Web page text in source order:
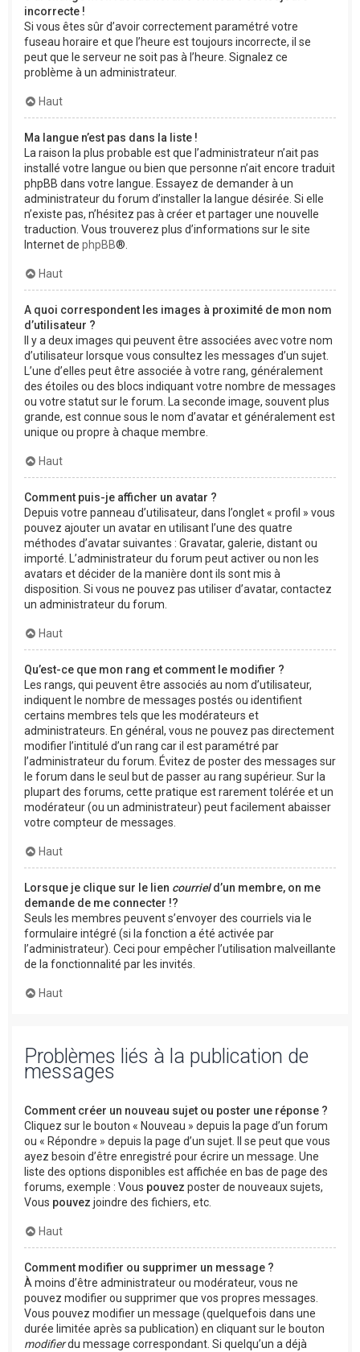
incorrecte !
Si vous êtes sûr d’avoir correctement paramétré votre
fuseau horaire et que l’heure est toujours incorrecte, il se
peut que le serveur ne soit pas à l’heure. Signalez ce
problème à un administrateur.
Haut
Ma langue n’est pas dans la liste !
La raison la plus probable est que l’administrateur n’ait pas
installé votre langue ou bien que personne n’ait encore traduit
phpBB dans votre langue. Essayez de demander à un
administrateur du forum d’installer la langue désirée. Si elle
n’existe pas, n’hésitez pas à créer et partager une nouvelle
traduction. Vous trouverez plus d’informations sur le site
Internet de phpBB®.
Haut
A quoi correspondent les images à proximité de mon nom
d’utilisateur ?
Il y a deux images qui peuvent être associées avec votre nom
d’utilisateur lorsque vous consultez les messages d’un sujet.
L’une d’elles peut être associée à votre rang, généralement
des étoiles ou des blocs indiquant votre nombre de messages
ou votre statut sur le forum. La seconde image, souvent plus
grande, est connue sous le nom d’avatar et généralement est
unique ou propre à chaque membre.
Haut
Comment puis-je afficher un avatar ?
Depuis votre panneau d’utilisateur, dans l’onglet « profil » vous
pouvez ajouter un avatar en utilisant l’une des quatre
méthodes d’avatar suivantes : Gravatar, galerie, distant ou
importé. L’administrateur du forum peut activer ou non les
avatars et décider de la manière dont ils sont mis à
disposition. Si vous ne pouvez pas utiliser d’avatar, contactez
un administrateur du forum.
Haut
Qu’est-ce que mon rang et comment le modifier ?
Les rangs, qui peuvent être associés au nom d’utilisateur,
indiquent le nombre de messages postés ou identifient
certains membres tels que les modérateurs et
administrateurs. En général, vous ne pouvez pas directement
modifier l’intitulé d’un rang car il est paramétré par
l’administrateur du forum. Évitez de poster des messages sur
le forum dans le seul but de passer au rang supérieur. Sur la
plupart des forums, cette pratique est rarement tolérée et un
modérateur (ou un administrateur) peut facilement abaisser
votre compteur de messages.
Haut
Lorsque je clique sur le lien courrield’un membre, on me
demande de me connecter !?
Seuls les membres peuvent s’envoyer des courriels via le
formulaire intégré (si la fonction a été activée par
l’administrateur). Ceci pour empêcher l’utilisation malveillante
de la fonctionnalité par les invités.
Haut
Problèmes liés à la publication de
messages
Comment créer un nouveau sujet ou poster une réponse ?
Cliquez sur le bouton « Nouveau » depuis la page d’un forum
ou « Répondre » depuis la page d’un sujet. Il se peut que vous
ayez besoin d’être enregistré pour écrire un message. Une
liste des options disponibles est affichée en bas de page des
forums, exemple : Vous pouvez poster de nouveaux sujets,
Vous pouvez joindre des fichiers, etc.
Haut
Comment modifier ou supprimer un message ?
À moins d’être administrateur ou modérateur, vous ne
pouvez modifier ou supprimer que vos propres messages.
Vous pouvez modifier un message (quelquefois dans une
durée limitée après sa publication) en cliquant sur le bouton
modifierdu message correspondant. Si quelqu’un a déjà